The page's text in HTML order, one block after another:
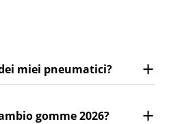
miei pneumatici?
gomme 2026?